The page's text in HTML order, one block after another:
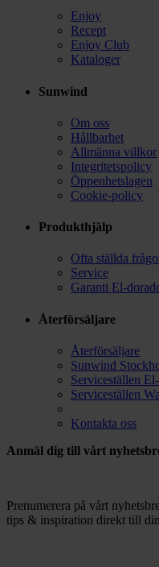
Enjoy
Recept
Enjoy Club
Kataloger
Sunwind
Om oss
Hållbarhet
Allmänna villkor
Integritetspolicy
Öppenhetslagen
Cookie-policy
Produkthjälp
Ofta ställda
Service
Garanti El-
Återförsäljare
Återförsäljare
Sunwind
Serviceställen
Serviceställen
Kontakta oss
Anmäl dig till vårt
Prenumerera på vårt
tips & inspiration direkt till